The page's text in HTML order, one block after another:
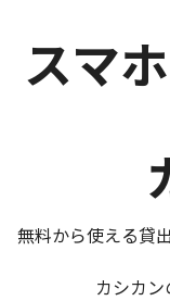
スマ
無料から使える貸
カシカ